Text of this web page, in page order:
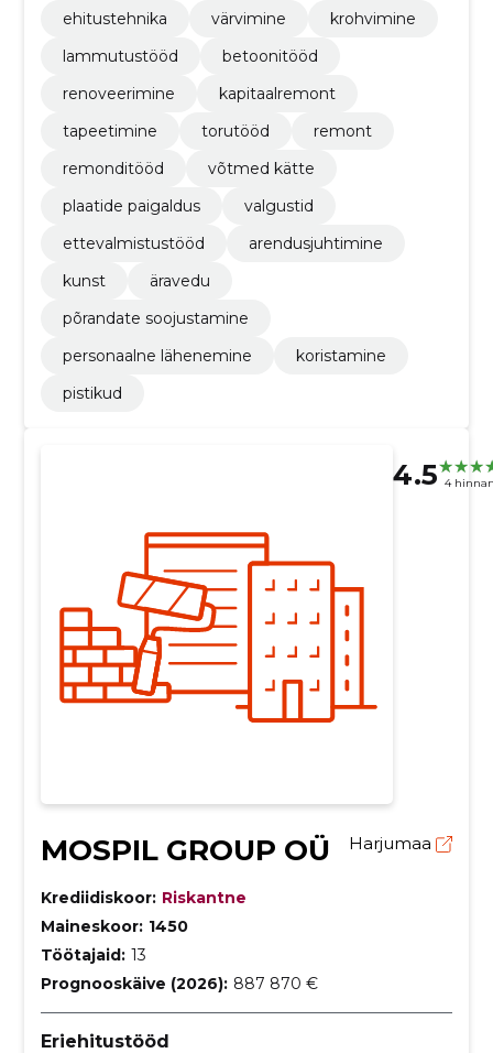
ehitustehnika
värvimine
krohvimine
lammutustööd
betoonitööd
renoveerimine
kapitaalremont
tapeetimine
torutööd
remont
remonditööd
võtmed kätte
plaatide paigaldus
valgustid
ettevalmistustööd
arendusjuhtimine
kunst
äravedu
põrandate soojustamine
personaalne lähenemine
koristamine
pistikud
4.5 4
MOSPIL GROUP OÜ Harjumaa
Krediidiskoor: Riskantne
Maineskoor: 1450
Töötajaid: 13
Prognooskäive (2026): 887 870 €
Eriehitustööd